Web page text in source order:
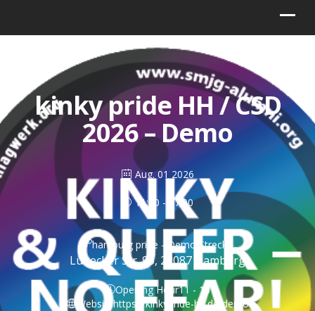
kinky pride HH / CSD
2026 – Demo
Aug. 01 2026
11:00 - 17:00
hamburg pride - Demo Strecke
Lübecker Str. 95, 22087 Hamburg
Opening Hour11 - 13
Websitehttps://kinkypride-hh.de/demo